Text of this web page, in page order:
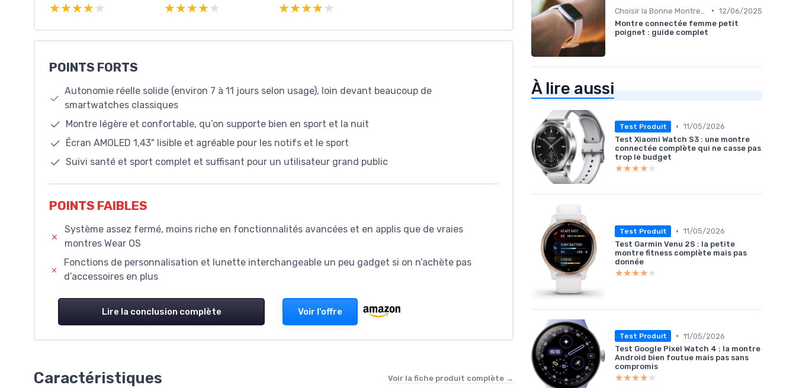
★★★★★
★★★★★ ★★★★★
★★★★★ ★★★★★
★★★★★
POINTS FORTS
Autonomie réelle solide (environ 7 à 11 jours selon usage), loin devant beaucoup de
smartwatches classiques
Montre légère et confortable, qu’on supporte bien en sport et la nuit
Écran AMOLED 1,43" lisible et agréable pour les notifs et le sport
Suivi santé et sport complet et suffisant pour un utilisateur grand public
POINTS FAIBLES
Système assez fermé, moins riche en fonctionnalités avancées et en applis que de vraies
montres Wear OS
Fonctions de personnalisation et lunette interchangeable un peu gadget si on n’achète pas
d’accessoires en plus
Lire la conclusion complète Voir l'offre
Caractéristiques Voir la fiche produit complète →
• 12/06/2025
Montre connectée femme petit
poignet : guide complet
À lire aussi
Test Produit • 11/05/2026
Test Xiaomi Watch S3 : une montre
connectée complète qui ne casse pas
trop le budget
★★★★★
★★★★★
Test Produit • 11/05/2026
Test Garmin Venu 2S : la petite
montre fitness complète mais pas
donnée
★★★★★
★★★★★
Test Produit • 11/05/2026
Test Google Pixel Watch 4 : la montre
Android bien foutue mais pas sans
compromis
★★★★★
★★★★★